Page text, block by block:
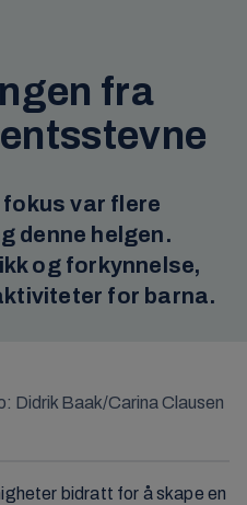
fra
fokus var flere
denne helgen.
og forkynnelse,
for barna.
Didrik Baak/Carina Clausen
bidratt for å skape en